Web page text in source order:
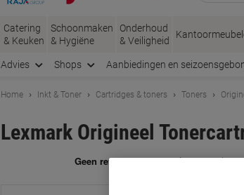
Catering
& Keuken
Schoonmaken
& Hygiëne
Onderhoud
& Veiligheid
Advies Shops Aanbiedingen en
Home Inkt & Toner Cartridges & toners Toners
Lexmark Origineel
Merk: Lexmark